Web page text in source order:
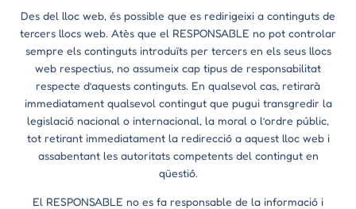
Des del lloc web, és possible que es redirigeixi a continguts de
tercers llocs web. Atès que el RESPONSABLE no pot controlar
sempre els continguts introduïts per tercers en els seus llocs
web respectius, no assumeix cap tipus de responsabilitat
respecte d’aquests continguts. En qualsevol cas, retirarà
immediatament qualsevol contingut que pugui transgredir la
legislació nacional o internacional, la moral o l’ordre públic,
tot retirant immediatament la redirecció a aquest lloc web i
assabentant les autoritats competents del contingut en
qüestió.
El RESPONSABLE no es fa responsable de la informació i